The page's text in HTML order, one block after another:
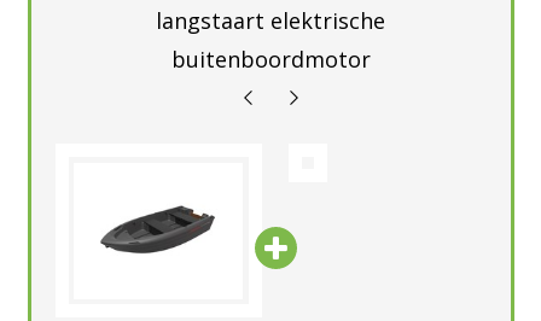
langstaart elektrische
buitenboordmotor